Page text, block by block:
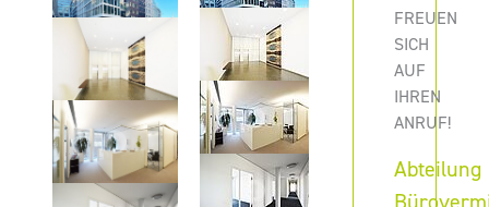
FREUEN
SICH
AUF
IHREN
ANRUF!
Abteilung